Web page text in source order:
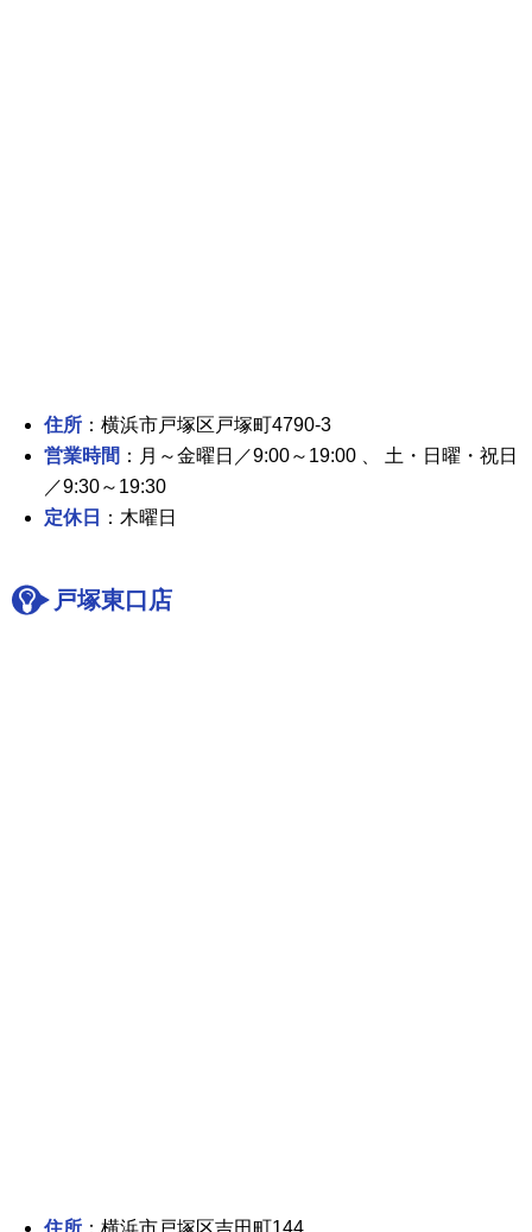
住所 ：横浜市戸塚区戸塚町4790-3
営業時間 ：月～金曜日／9:00～19:00 、 土・日曜・祝日
／9:30～19:30
定休日
：木曜日
戸塚東口店